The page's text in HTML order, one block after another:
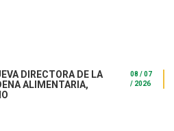
DIRECTORA DE LA
ALIMENTARIA,
08 / 07
/ 2026